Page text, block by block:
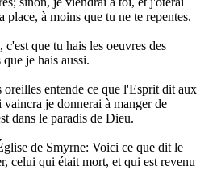
place, à moins que tu ne te repentes.
c'est que tu hais les oeuvres des
je hais aussi.
oreilles entende ce que l'Esprit dit aux
je donnerai à manger de
dans le paradis de Dieu.
de Smyrne: Voici ce que dit le
celui qui était mort, et qui est revenu